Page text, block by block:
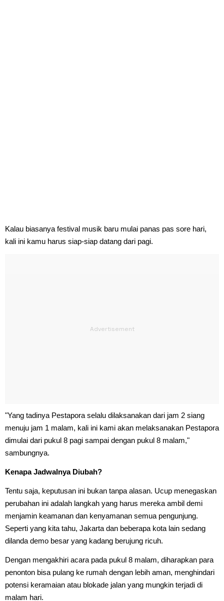
Kalau biasanya festival musik baru mulai panas pas sore hari,
kali ini kamu harus siap-siap datang dari pagi.
"Yang tadinya Pestapora selalu dilaksanakan dari jam 2 siang
menuju jam 1 malam, kali ini kami akan melaksanakan Pestapora
dimulai dari pukul 8 pagi sampai dengan pukul 8 malam,"
sambungnya.
Kenapa Jadwalnya Diubah?
Tentu saja, keputusan ini bukan tanpa alasan. Ucup menegaskan
perubahan ini adalah langkah yang harus mereka ambil demi
menjamin keamanan dan kenyamanan semua pengunjung.
Seperti yang kita tahu, Jakarta dan beberapa kota lain sedang
dilanda demo besar yang kadang berujung ricuh.
Dengan mengakhiri acara pada pukul 8 malam, diharapkan para
penonton bisa pulang ke rumah dengan lebih aman, menghindari
potensi keramaian atau blokade jalan yang mungkin terjadi di
malam hari.